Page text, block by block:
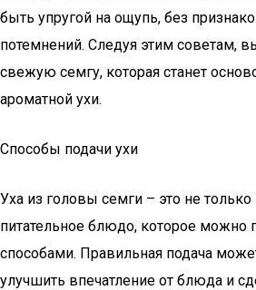
быть упругой на ощупь, без
потемнений. Следуя этим советам,
свежую семгу, которая станет
ароматной ухи.
Способы подачи ухи
Уха из головы семги – это не только
питательное блюдо, которое можно
способами. Правильная подача
улучшить впечатление от блюда и